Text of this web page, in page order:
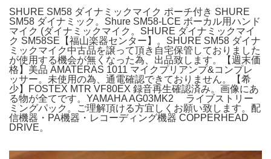
SHURE SM58 ダイナミックマイク ポーチ付き SHURE
SM58 ダイナミック。Shure SM58-LCE ボーカル用ハンド
マイク (ダイナミックマイク。SHURE ダイナミックマイ
ク SM58SE【福山楽器センター】。SHURE SM58 ダイナ
ミックマイク中古品を譲って頂き自宅保管しておりました
が使用する機会が無くなった為、出品致します。【週末価
格】美品 AMATERAS 1011 マイクプリアンプ&コンプレ
ッサー。未使用の為、通電確認できておりません。【希
少】FOSTEX MTR VF80EX 録音再生確認済み。画像にあ
る物が全てです。YAMAHA AG03MK2 ライブストリー
ミングパック。ご理解頂ける方宜しくお願い致します。配
信機器・PA機器・レコーディング機器 COPPERHEAD
DRIVE。